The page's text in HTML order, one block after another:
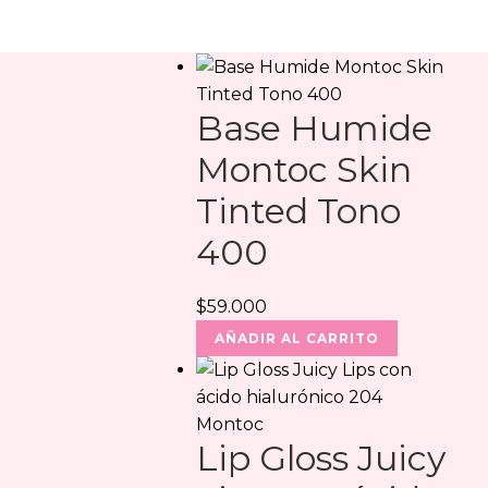
Base Humide
Montoc Skin
Tinted Tono
400
$59.000
AÑADIR AL CARRITO
Lip Gloss Juicy